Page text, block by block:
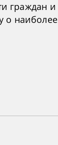
граждан и
о наиболее